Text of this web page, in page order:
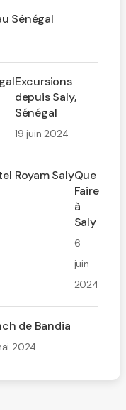
Sénégal
Excursions
depuis Saly,
Sénégal
19 juin 2024
Que
Faire
à
Saly
6
juin
2024
de Bandia
2024